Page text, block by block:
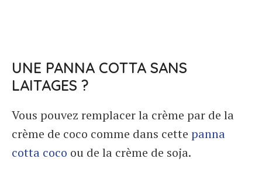
UNE PANNA COTTA SANS
LAITAGES ?
Vous pouvez remplacer la crème par de la
crème de coco comme dans cette panna
cotta coco ou de la crème de soja.